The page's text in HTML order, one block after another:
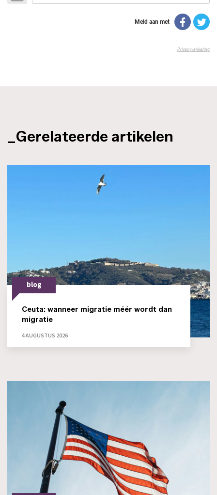
_Gerelateerde artikelen
blog
Ceuta: wanneer migratie méér wordt dan
migratie
4 AUGUSTUS 2026